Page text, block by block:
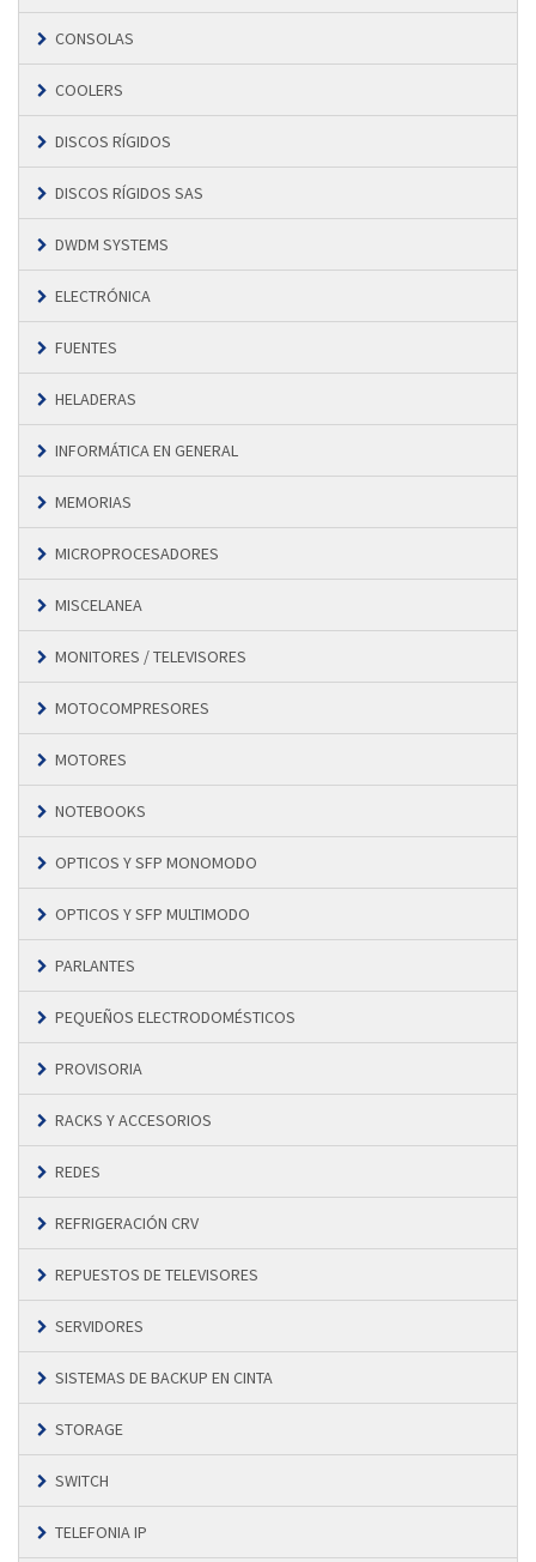
CONSOLAS
COOLERS
DISCOS RÍGIDOS
DISCOS RÍGIDOS SAS
DWDM SYSTEMS
ELECTRÓNICA
FUENTES
HELADERAS
INFORMÁTICA EN GENERAL
MEMORIAS
MICROPROCESADORES
MISCELANEA
MONITORES / TELEVISORES
MOTOCOMPRESORES
MOTORES
NOTEBOOKS
OPTICOS Y SFP MONOMODO
OPTICOS Y SFP MULTIMODO
PARLANTES
PEQUEÑOS ELECTRODOMÉSTICOS
PROVISORIA
RACKS Y ACCESORIOS
REDES
REFRIGERACIÓN CRV
REPUESTOS DE TELEVISORES
SERVIDORES
SISTEMAS DE BACKUP EN CINTA
STORAGE
SWITCH
TELEFONIA IP